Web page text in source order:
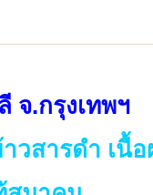
จ.กรุงเทพฯ
วสารดำ เนื้อ